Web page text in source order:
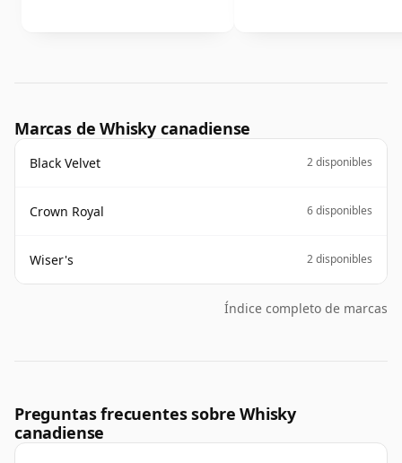
Marcas de Whisky canadiense
Black Velvet 2 disponibles
Crown Royal 6 disponibles
Wiser's 2 disponibles
Índice completo de marcas
Preguntas frecuentes sobre Whisky
canadiense